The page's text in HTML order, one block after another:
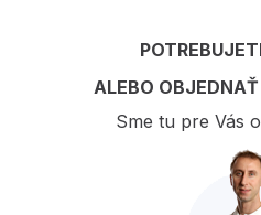
ALEBO
Sme tu pre Vás